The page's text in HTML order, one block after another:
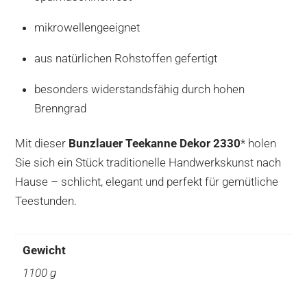
mikrowellengeeignet
aus natürlichen Rohstoffen gefertigt
besonders widerstandsfähig durch hohen
Brenngrad
Mit dieser Bunzlauer Teekanne Dekor 2330* holen
Sie sich ein Stück traditionelle Handwerkskunst nach
Hause – schlicht, elegant und perfekt für gemütliche
Teestunden.
Gewicht
1100 g